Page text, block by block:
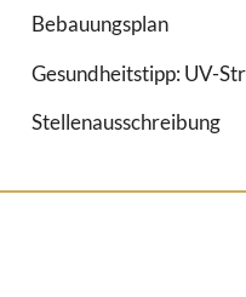
Bebauungsplan
Gesundheitstipp: UV-
Stellenausschreibung